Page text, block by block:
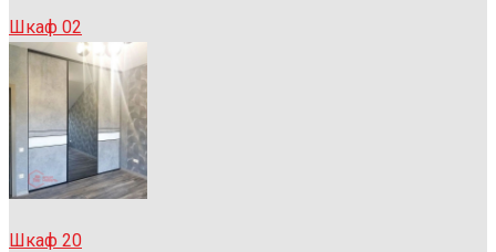
Шкаф 02
Шкаф 20